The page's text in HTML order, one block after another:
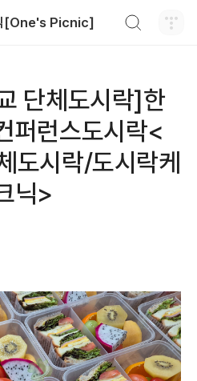
[One's Picnic]
단체도시락]한
퍼런스도시락<
도시락/도시락케
닉>